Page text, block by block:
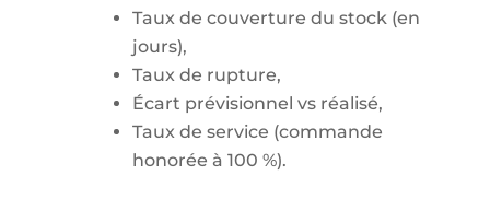
Taux de couverture du stock (en
jours),
Taux de rupture,
Écart prévisionnel vs réalisé,
Taux de service (commande
honorée à 100 %).